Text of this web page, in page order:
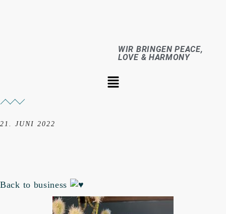
WIR BRINGEN PEACE,
LOVE & HARMONY
21. JUNI 2022
Back to business